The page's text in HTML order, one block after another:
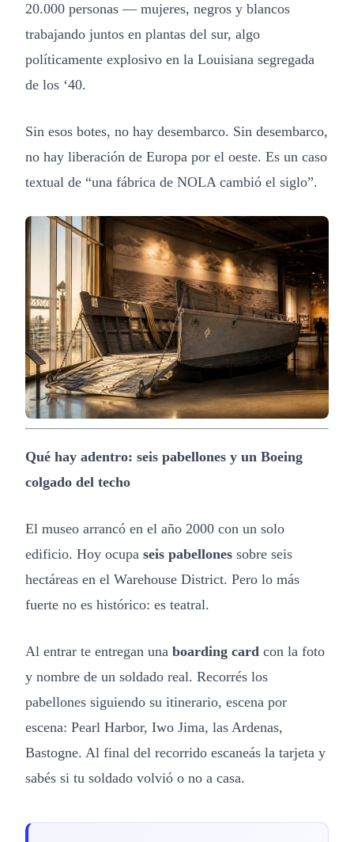
20.000 personas — mujeres, negros y blancos
trabajando juntos en plantas del sur, algo
políticamente explosivo en la Louisiana segregada
de los ‘40.
Sin esos botes, no hay desembarco. Sin desembarco,
no hay liberación de Europa por el oeste. Es un caso
textual de “una fábrica de NOLA cambió el siglo”.
Qué hay adentro: seis pabellones y un Boeing
colgado del techo
El museo arrancó en el año 2000 con un solo
edificio. Hoy ocupa seis pabellones sobre seis
hectáreas en el Warehouse District. Pero lo más
fuerte no es histórico: es teatral.
Al entrar te entregan una boarding card con la foto
y nombre de un soldado real. Recorrés los
pabellones siguiendo su itinerario, escena por
escena: Pearl Harbor, Iwo Jima, las Ardenas,
Bastogne. Al final del recorrido escaneás la tarjeta y
sabés si tu soldado volvió o no a casa.